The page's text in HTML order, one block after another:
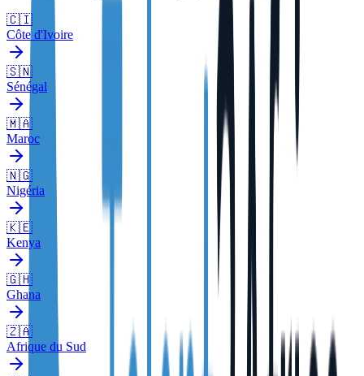
🇨🇮
Côte d'Ivoire
🇸🇳
Sénégal
🇲🇦
Maroc
🇳🇬
Nigéria
🇰🇪
Kenya
🇬🇭
Ghana
🇿🇦
Afrique du Sud